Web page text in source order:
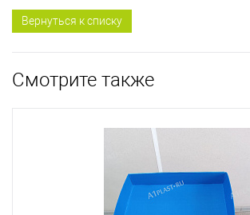
Вернуться к списку
Смотрите также